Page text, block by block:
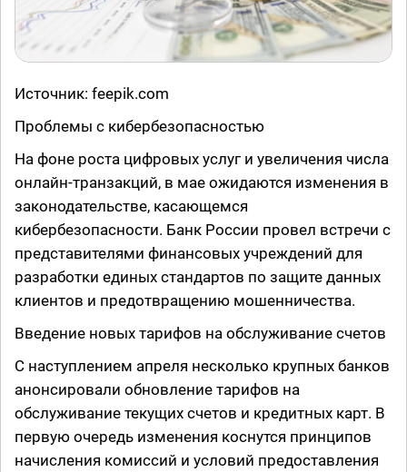
Источник: feepik.com
Проблемы с кибербезопасностью
На фоне роста цифровых услуг и увеличения числа
онлайн-транзакций, в мае ожидаются изменения в
законодательстве, касающемся
кибербезопасности. Банк России провел встречи с
представителями финансовых учреждений для
разработки единых стандартов по защите данных
клиентов и предотвращению мошенничества.
Введение новых тарифов на обслуживание счетов
С наступлением апреля несколько крупных банков
анонсировали обновление тарифов на
обслуживание текущих счетов и кредитных карт. В
первую очередь изменения коснутся принципов
начисления комиссий и условий предоставления